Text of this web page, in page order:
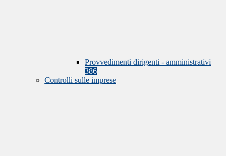
Provvedimenti dirigenti - amministrativi
386
Controlli sulle imprese